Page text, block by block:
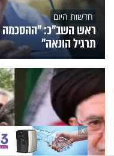
חדשות היום
ראש השב"כ: "ההסכמה
תרגיל הונאה"
X